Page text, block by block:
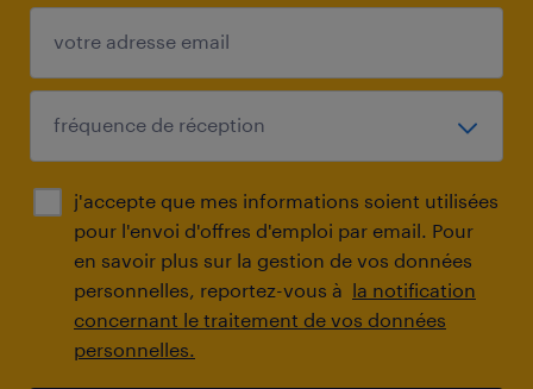
j'accepte que mes informations soient utilisées
pour l'envoi d'offres d'emploi par email. Pour
en savoir plus sur la gestion de vos données
personnelles, reportez-vous à la notification
concernant le traitement de vos données
personnelles.